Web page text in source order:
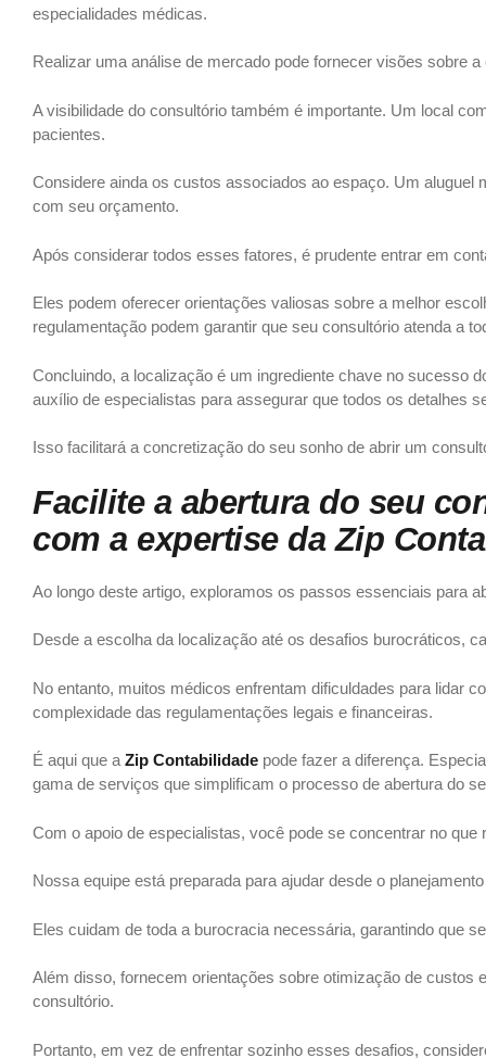
especialidades médicas.
Realizar uma análise de mercado pode fornecer visões sobre
A visibilidade do consultório também é importante. Um local
pacientes.
Considere ainda os custos associados ao espaço. Um aluguel
com seu orçamento.
Após considerar todos esses fatores, é prudente entrar em
Eles podem oferecer orientações valiosas sobre a melhor
regulamentação podem garantir que seu consultório atenda a
Concluindo, a localização é um ingrediente chave no sucesso
auxílio de especialistas para assegurar que todos os detalhes
Isso facilitará a concretização do seu sonho de abrir um
Facilite a abertura do seu
com a expertise da Zip
Ao longo deste artigo, exploramos os passos essenciais para
Desde a escolha da localização até os desafios burocráticos,
No entanto, muitos médicos enfrentam dificuldades para lidar
complexidade das regulamentações legais e financeiras.
É aqui que a Zip Contabilidade pode fazer a diferença.
gama de serviços que simplificam o processo de abertura do
Com o apoio de especialistas, você pode se concentrar no
Nossa equipe está preparada para ajudar desde o
Eles cuidam de toda a burocracia necessária, garantindo que
Além disso, fornecem orientações sobre otimização de
consultório.
Portanto, em vez de enfrentar sozinho esses desafios,